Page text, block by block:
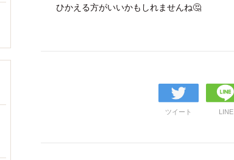
ひかえる方がいいかもしれませんね🤔
ツイート LINE